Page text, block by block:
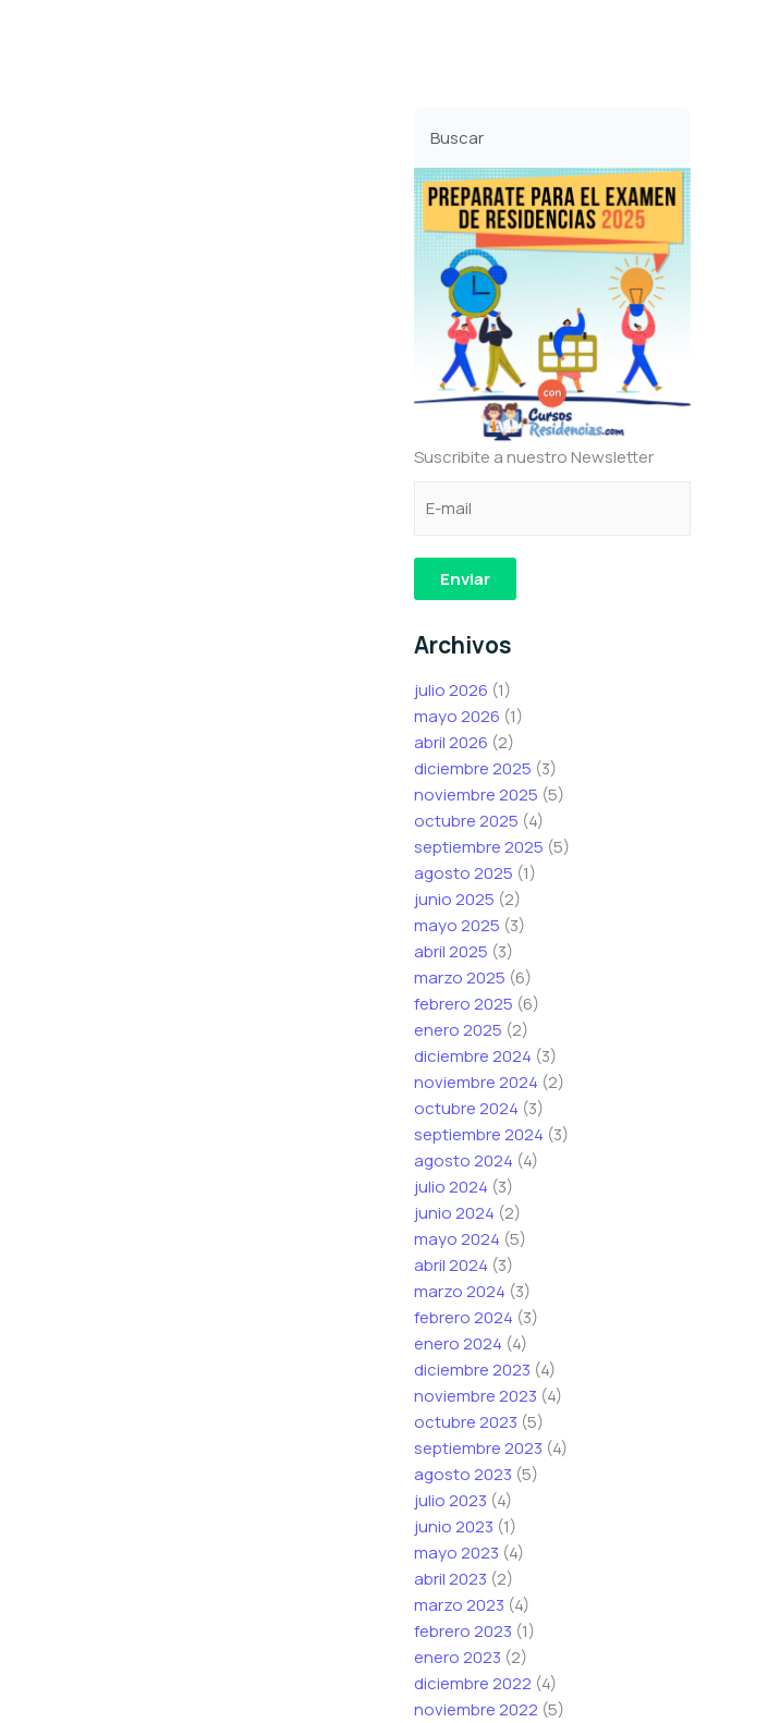
Suscribite a nuestro Newsletter
e
e
e
c
t
r
ó
n
i
c
o
e
l
e
c
t
r
ó
n
i
c
o
e
e
e
c
t
r
ó
n
i
c
o
e
e
e
c
t
r
ó
n
i
c
o
*
Enviar
Archivos
julio 2026 (1)
mayo 2026 (1)
abril 2026 (2)
diciembre 2025 (3)
noviembre 2025 (5)
octubre 2025 (4)
septiembre 2025 (5)
agosto 2025 (1)
junio 2025 (2)
mayo 2025 (3)
abril 2025 (3)
marzo 2025 (6)
febrero 2025 (6)
enero 2025 (2)
diciembre 2024 (3)
noviembre 2024 (2)
octubre 2024 (3)
septiembre 2024 (3)
agosto 2024 (4)
julio 2024 (3)
junio 2024 (2)
mayo 2024 (5)
abril 2024 (3)
marzo 2024 (3)
febrero 2024 (3)
enero 2024 (4)
diciembre 2023 (4)
noviembre 2023 (4)
octubre 2023 (5)
septiembre 2023 (4)
agosto 2023 (5)
julio 2023 (4)
junio 2023 (1)
mayo 2023 (4)
abril 2023 (2)
marzo 2023 (4)
febrero 2023 (1)
enero 2023 (2)
diciembre 2022 (4)
noviembre 2022 (5)